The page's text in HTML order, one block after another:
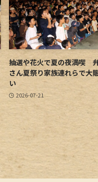
抽選や花火で夏の夜満喫
さん夏祭り家族連れらで大
い
2026-07-21